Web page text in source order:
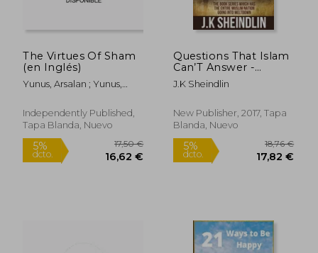
5%
dcto.
The Virtues Of Sham
(en Inglés)
Yunus, Arsalan ; Yunus,
Independently Published,
Tapa Blanda, Nuevo
Questions That Islam
Can’T Answer -
Volume one (en
Inglés)
J.K Sheindlin
New Publisher, 2017, Tapa
Blanda, Nuevo